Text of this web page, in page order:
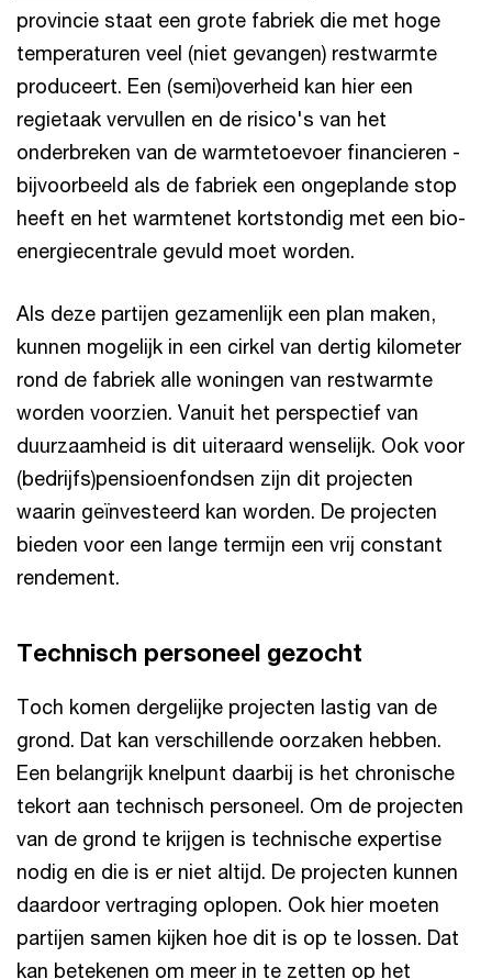
provincie staat een grote fabriek die met hoge
temperaturen veel (niet gevangen) restwarmte
produceert. Een (semi)overheid kan hier een
regietaak vervullen en de risico's van het
onderbreken van de warmtetoevoer financieren -
bijvoorbeeld als de fabriek een ongeplande stop
heeft en het warmtenet kortstondig met een bio-
energiecentrale gevuld moet worden.
Als deze partijen gezamenlijk een plan maken,
kunnen mogelijk in een cirkel van dertig kilometer
rond de fabriek alle woningen van restwarmte
worden voorzien. Vanuit het perspectief van
duurzaamheid is dit uiteraard wenselijk. Ook voor
(bedrijfs)pensioenfondsen zijn dit projecten
waarin geïnvesteerd kan worden. De projecten
bieden voor een lange termijn een vrij constant
rendement.
Technisch personeel gezocht
Toch komen dergelijke projecten lastig van de
grond. Dat kan verschillende oorzaken hebben.
Een belangrijk knelpunt daarbij is het chronische
tekort aan technisch personeel. Om de projecten
van de grond te krijgen is technische expertise
nodig en die is er niet altijd. De projecten kunnen
daardoor vertraging oplopen. Ook hier moeten
partijen samen kijken hoe dit is op te lossen. Dat
kan betekenen om meer in te zetten op het